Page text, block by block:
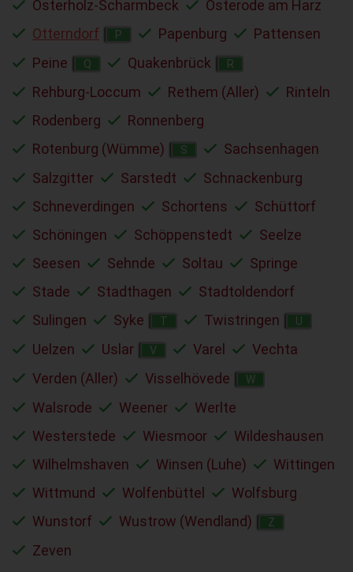
Osterholz-Scharmbeck
Osterode am Harz
Otterndorf
P Papenburg
Pattensen
Peine
Q Quakenbrück R
Rehburg-Loccum Rethem (Aller)
Rinteln
Rodenberg
Ronnenberg
Rotenburg (Wümme)
S
Sachsenhagen
Salzgitter
Sarstedt
Schnackenburg
Schneverdingen
Schortens
Schüttorf
Schöningen
Schöppenstedt
Seelze
Seesen
Sehnde Soltau
Springe
Stade
Stadthagen
Stadtoldendorf
Sulingen
Syke T Twistringen U
Uelzen Uslar V Varel
Vechta
Verden (Aller)
Visselhövede W
Walsrode Weener
Werlte
Westerstede
Wiesmoor
Wildeshausen
Wilhelmshaven
Winsen (Luhe)
Wittingen
Wittmund
Wolfenbüttel
Wolfsburg
Wunstorf
Wustrow (Wendland) Z
Zeven